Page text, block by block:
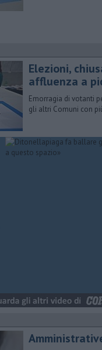
Elezioni,
affluenza a
Emorragia di votanti
gli altri Comuni con